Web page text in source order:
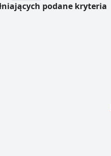
podane kryteria